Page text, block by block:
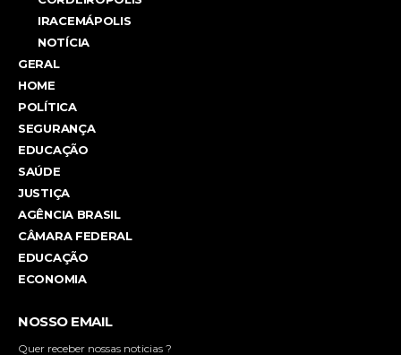
IRACEMÁPOLIS
NOTÍCIA
GERAL
HOME
POLÍTICA
SEGURANÇA
EDUCAÇÃO
SAÚDE
JUSTIÇA
AGÊNCIA BRASIL
CÂMARA FEDERAL
EDUCAÇÃO
ECONOMIA
NOSSO EMAIL
Quer receber nossas noticias ?